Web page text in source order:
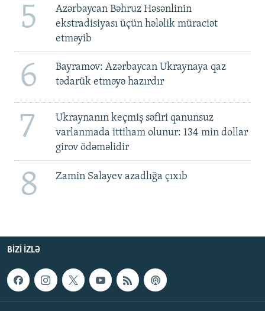
5
Azərbaycan Bəhruz Həsənlinin
ekstradisiyası üçün hələlik müraciət
etməyib
6
Bayramov: Azərbaycan Ukraynaya qaz
tədarük etməyə hazırdır
7
Ukraynanın keçmiş səfiri qanunsuz
varlanmada ittiham olunur: 134 min dollar
girov ödəməlidir
8 Zamin Salayev azadlığa çıxıb
BIZI IZLƏ